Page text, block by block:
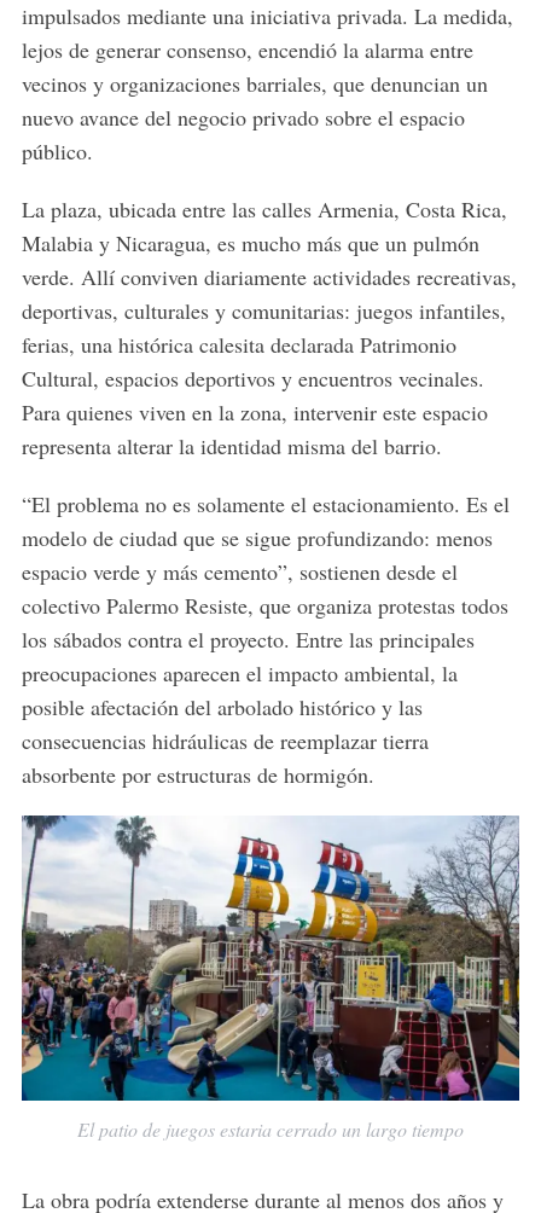
impulsados mediante una iniciativa privada. La medida,
lejos de generar consenso, encendió la alarma entre
vecinos y organizaciones barriales, que denuncian un
nuevo avance del negocio privado sobre el espacio
público.
La plaza, ubicada entre las calles Armenia, Costa Rica,
Malabia y Nicaragua, es mucho más que un pulmón
verde. Allí conviven diariamente actividades recreativas,
deportivas, culturales y comunitarias: juegos infantiles,
ferias, una histórica calesita declarada Patrimonio
Cultural, espacios deportivos y encuentros vecinales.
Para quienes viven en la zona, intervenir este espacio
representa alterar la identidad misma del barrio.
“El problema no es solamente el estacionamiento. Es el
modelo de ciudad que se sigue profundizando: menos
espacio verde y más cemento”, sostienen desde el
colectivo Palermo Resiste, que organiza protestas todos
los sábados contra el proyecto. Entre las principales
preocupaciones aparecen el impacto ambiental, la
posible afectación del arbolado histórico y las
consecuencias hidráulicas de reemplazar tierra
absorbente por estructuras de hormigón.
El patio de juegos estaria cerrado un largo tiempo
La obra podría extenderse durante al menos dos años y